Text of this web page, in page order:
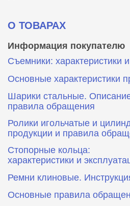
О ТОВАРАХ
Информация покупателю
Съемники: характеристики
Основные характеристики
Шарики стальные.
правила обращения
Ролики игольчатые и
продукции и правила
Стопорные кольца:
характеристики и
Ремни клиновые.
Основные правила